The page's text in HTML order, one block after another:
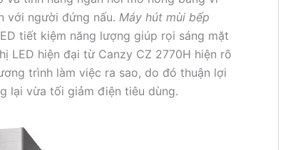
với người đứng nấu. Máy hút mùi bếp
tiết kiệm năng lượng giúp rọi sáng mặt
LED hiện đại từ Canzy CZ 2770H hiện rõ
trình làm việc ra sao, do đó thuận lợi
lại vừa tối giảm điện tiêu dùng.